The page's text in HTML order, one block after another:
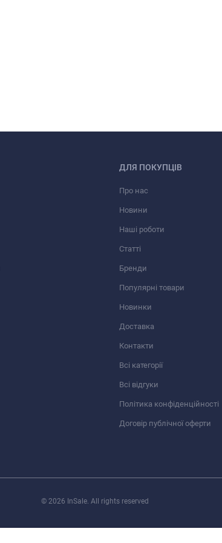
ДЛЯ ПОКУПЦІВ
Про нас
Новини
Наші роботи
Статті
Бренди
Популярні товари
Новинки
Доставка
Контакти
Всі категорії
Всі відгуки
Політика конфіденційності
Договір публічної оферти
© 2026 InSale. All rights reserved